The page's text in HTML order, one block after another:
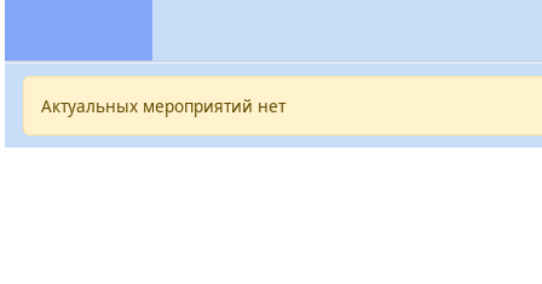
Актуальных мероприятий нет